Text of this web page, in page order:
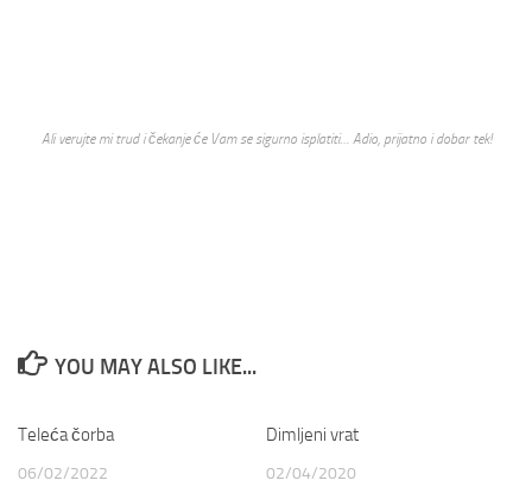
Ali verujte mi trud i čekanje će Vam se sigurno isplatiti… Adio, prijatno i dobar tek!
YOU MAY ALSO LIKE...
Teleća čorba
06/02/2022
Dimljeni vrat
02/04/2020